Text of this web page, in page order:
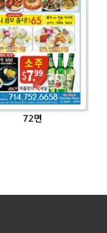
72면